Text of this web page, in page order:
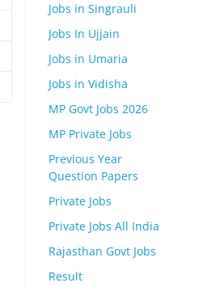
Jobs in Singrauli
Jobs In Ujjain
Jobs in Umaria
Jobs in Vidisha
MP Govt Jobs 2026
MP Private Jobs
Previous Year
Question Papers
Private Jobs
Private Jobs All India
Rajasthan Govt Jobs
Result